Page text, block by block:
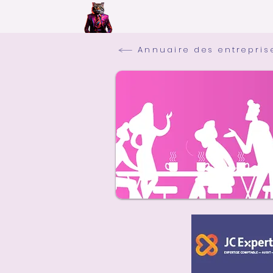
Annuaire des